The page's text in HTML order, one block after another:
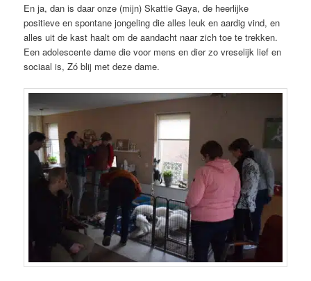
En ja, dan is daar onze (mijn) Skattie Gaya, de heerlijke
positieve en spontane jongeling die alles leuk en aardig vind, en
alles uit de kast haalt om de aandacht naar zich toe te trekken.
Een adolescente dame die voor mens en dier zo vreselijk lief en
sociaal is, Zó blij met deze dame.